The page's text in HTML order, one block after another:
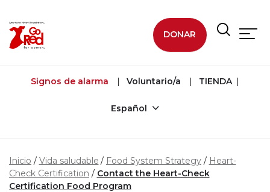
DONAR
Signos de alarma Voluntario/a TIENDA
Español
Inicio Vida saludable Food System Strategy
Heart-
Check Certification
Contact the Heart-Check
Certification Food Program